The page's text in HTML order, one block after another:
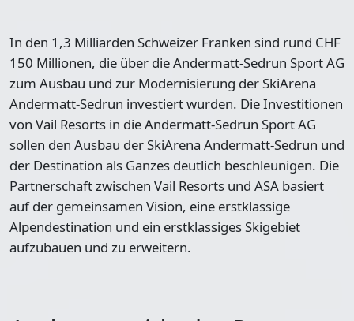
In den 1,3 Milliarden Schweizer Franken sind rund CHF
150 Millionen, die über die Andermatt-Sedrun Sport AG
zum Ausbau und zur Modernisierung der SkiArena
Andermatt-Sedrun investiert wurden. Die Investitionen
von Vail Resorts in die Andermatt-Sedrun Sport AG
sollen den Ausbau der SkiArena Andermatt-Sedrun und
der Destination als Ganzes deutlich beschleunigen. Die
Partnerschaft zwischen Vail Resorts und ASA basiert
auf der gemeinsamen Vision, eine erstklassige
Alpendestination und ein erstklassiges Skigebiet
aufzubauen und zu erweitern.